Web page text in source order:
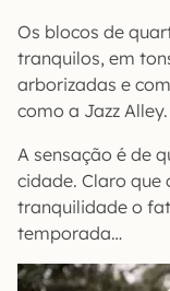
Os blocos de
tranquilos, em
arborizadas e
como a Jazz Alley.
A sensação é de
cidade. Claro que
tranquilidade o
temporada…